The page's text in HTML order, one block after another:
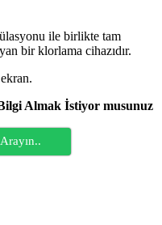
ile birlikte tam
bir klorlama cihazıdır.
Almak İstiyor musunuz